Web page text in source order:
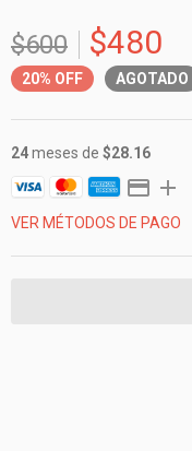
$600 $480
20% OFF AGOTADO
24meses de $28.16
VER MÉTODOS DE PAGO